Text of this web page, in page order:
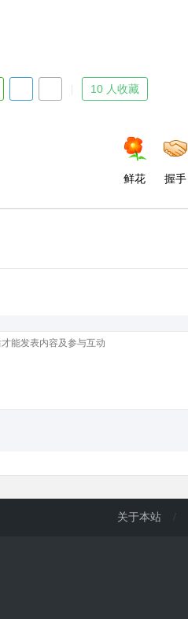
10 人收藏
鲜花 握手
关于本站 /